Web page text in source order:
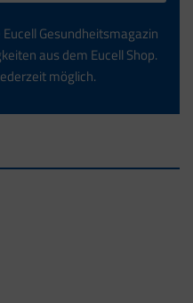
Gesundheitsmagazin
aus dem Eucell Shop.
möglich.